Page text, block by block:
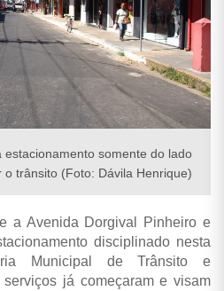
estacionamento somente do lado
trânsito (Foto: Dávila Henrique)
a Avenida Dorgival Pinheiro e
disciplinado nesta
Municipal de Trânsito e
já começaram e visam